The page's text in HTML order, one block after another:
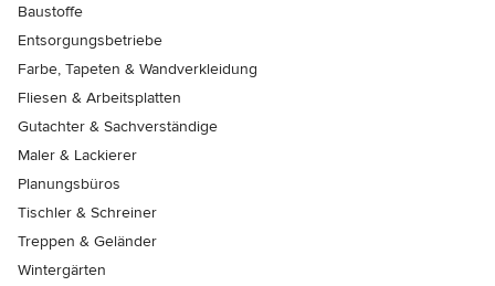
Baustoffe
Entsorgungsbetriebe
Farbe, Tapeten & Wandverkleidung
Fliesen & Arbeitsplatten
Gutachter & Sachverständige
Maler & Lackierer
Planungsbüros
Tischler & Schreiner
Treppen & Geländer
Wintergärten